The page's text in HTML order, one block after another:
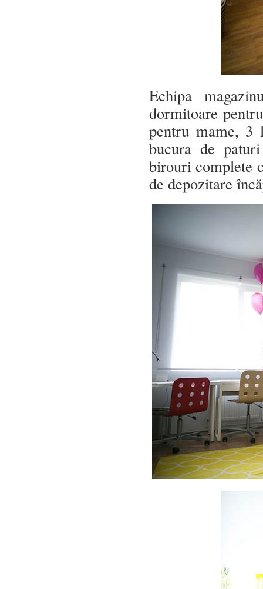
Echipa
dormitoare
pentru mame,
bucura de
birouri complete
de depozitare